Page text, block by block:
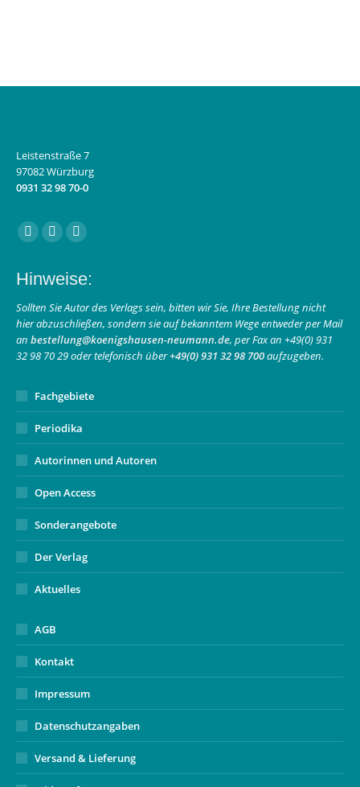
Leistenstraße 7
97082 Würzburg
0931 32 98 70-0
Finden Sie uns auf:
Facebook
opens
in
new
window
Instagram
opens
in
new
window
E-
page
opens
in
new
window
Hinweise:
Sollten Sie Autor des Verlags sein, bitten wir Sie, Ihre Bestellung nicht
hier abzuschließen, sondern sie auf bekanntem Wege entweder per Mail
an bestellung@koenigshausen-neumann.de, per Fax an +49(0) 931
32 98 70 29 oder telefonisch über+49(0) 931 32 98 700aufzugeben.
Fachgebiete
Periodika
Autorinnen und Autoren
Open Access
Sonderangebote
Der Verlag
Aktuelles
AGB
Kontakt
Impressum
Datenschutzangaben
Versand & Lieferung